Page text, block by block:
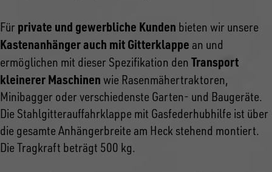
Für private und gewerbliche Kunden bieten wir unsere
Kastenanhänger auch mit Gitterklappe an und
ermöglichen mit dieser Spezifikation den Transport
kleinerer Maschinen wie Rasenmähertraktoren,
Minibagger oder verschiedenste Garten- und Baugeräte.
Die Stahlgitterauffahrklappe mit Gasfederhubhilfe ist über
die gesamte Anhängerbreite am Heck stehend montiert.
Die Tragkraft beträgt 500 kg.